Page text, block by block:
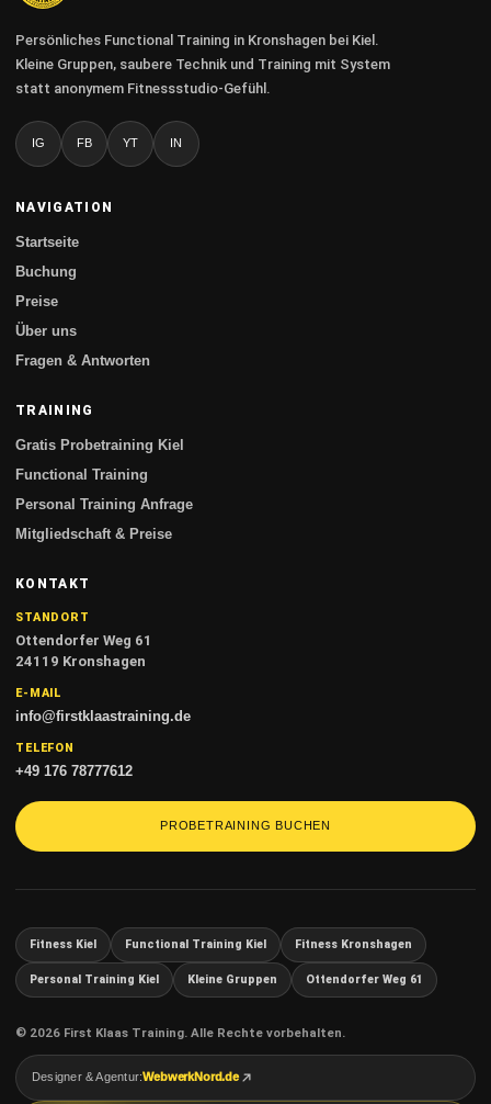
Persönliches Functional Training in Kronshagen bei Kiel.
Kleine Gruppen, saubere Technik und Training mit System
statt anonymem Fitnessstudio-Gefühl.
IG FB YT IN
NAVIGATION
Startseite
Buchung
Preise
Über uns
Fragen & Antworten
TRAINING
Gratis Probetraining Kiel
Functional Training
Personal Training Anfrage
Mitgliedschaft & Preise
KONTAKT
STANDORT
Ottendorfer Weg 61
24119 Kronshagen
E-MAIL
info@firstklaastraining.de
TELEFON
+49 176 78777612
PROBETRAINING BUCHEN
Fitness Kiel Functional Training Kiel Fitness Kronshagen
Personal Training Kiel Kleine Gruppen Ottendorfer Weg 61
© 2026 First Klaas Training. Alle Rechte vorbehalten.
Designer & Agentur:WebwerkNord.de